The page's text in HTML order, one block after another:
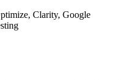
Clarity, Google